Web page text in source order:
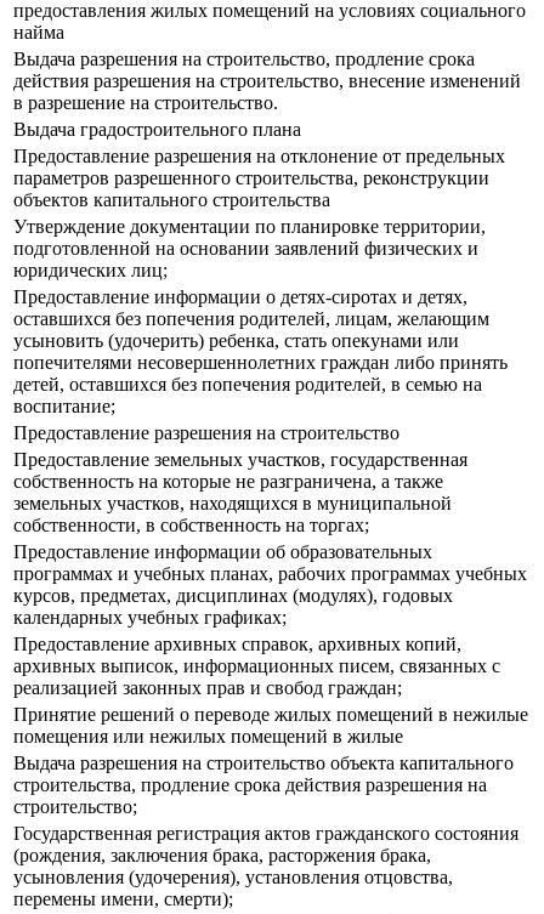
предоставления жилых помещений на условиях социального
найма
Выдача разрешения на строительство, продление срока
действия разрешения на строительство, внесение изменений
в разрешение на строительство.
Выдача градостроительного плана
Предоставление разрешения на отклонение от предельных
параметров разрешенного строительства, реконструкции
объектов капитального строительства
Утверждение документации по планировке территории,
подготовленной на основании заявлений физических и
юридических лиц;
Предоставление информации о детях-сиротах и детях,
оставшихся без попечения родителей, лицам, желающим
усыновить (удочерить) ребенка, стать опекунами или
попечителями несовершеннолетних граждан либо принять
детей, оставшихся без попечения родителей, в семью на
воспитание;
Предоставление разрешения на строительство
Предоставление земельных участков, государственная
собственность на которые не разграничена, а также
земельных участков, находящихся в муниципальной
собственности, в собственность на торгах;
Предоставление информации об образовательных
программах и учебных планах, рабочих программах учебных
курсов, предметах, дисциплинах (модулях), годовых
календарных учебных графиках;
Предоставление архивных справок, архивных копий,
архивных выписок, информационных писем, связанных с
реализацией законных прав и свобод граждан;
Принятие решений о переводе жилых помещений в нежилые
помещения или нежилых помещений в жилые
Выдача разрешения на строительство объекта капитального
строительства, продление срока действия разрешения на
строительство;
Государственная регистрация актов гражданского состояния
(рождения, заключения брака, расторжения брака,
усыновления (удочерения), установления отцовства,
перемены имени, смерти);